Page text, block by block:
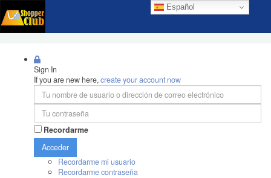
Español
Sign In
If you are new here,create your account now
Recordarme
Acceder
Recordarme mi usuario
Recordarme contraseña